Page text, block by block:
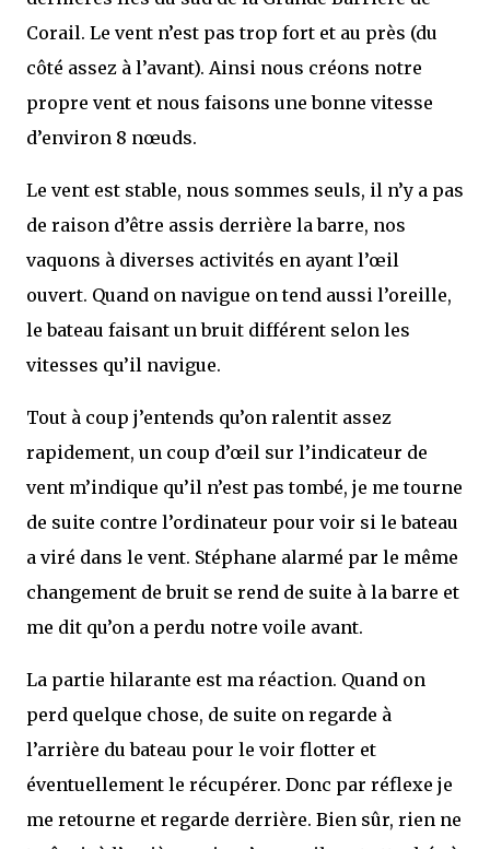
Corail. Le vent n’est pas trop fort et au près (du
côté assez à l’avant). Ainsi nous créons notre
propre vent et nous faisons une bonne vitesse
d’environ 8 nœuds.
Le vent est stable, nous sommes seuls, il n’y a pas
de raison d’être assis derrière la barre, nos
vaquons à diverses activités en ayant l’œil
ouvert. Quand on navigue on tend aussi l’oreille,
le bateau faisant un bruit différent selon les
vitesses qu’il navigue.
Tout à coup j’entends qu’on ralentit assez
rapidement, un coup d’œil sur l’indicateur de
vent m’indique qu’il n’est pas tombé, je me tourne
de suite contre l’ordinateur pour voir si le bateau
a viré dans le vent. Stéphane alarmé par le même
changement de bruit se rend de suite à la barre et
me dit qu’on a perdu notre voile avant.
La partie hilarante est ma réaction. Quand on
perd quelque chose, de suite on regarde à
l’arrière du bateau pour le voir flotter et
éventuellement le récupérer. Donc par réflexe je
me retourne et regarde derrière. Bien sûr, rien ne